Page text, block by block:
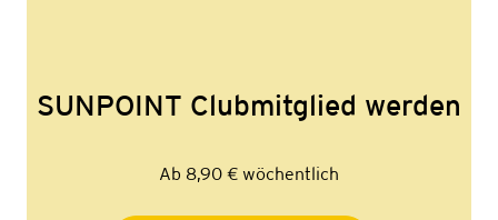
SUNPOINT Clubmitglied werden
Ab 8,90 € wöchentlich